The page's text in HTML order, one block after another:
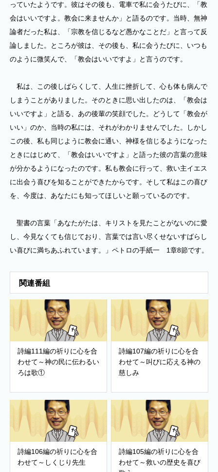
っていたようです。彼はその後も、電車で私に会うたびに、「教
会はいいですよ。教会に来ませんか」と語るのです。当時、無神
論者だった私は、「宗教を信じるなど愚かなことだ」と言って反
論しました。ところが彼は、その後も、私に会うたびに、いつも
のように微笑んで、「教会はいいですよ」と言うのです。
私は、この後しばらくして、人生に挫折して、心も体も病んで
しまうことがありました。そのときに思い出したのは、「教会は
いいですよ」と語る、あの後輩の笑顔でした。どうして「教会が
いい」のか、当時の私には、それがわかりませんでした。しかし
この後、私も同じように教会に通い、神様を信じるようになった
ときにはじめて、「教会はいいですよ」と語った彼の言葉の意味
が分かるようになったのです。私も教会に行って、救い主イエス
に出会う喜びを知ることができたからです。そして私はこの喜び
を、今度は、あなたにも知ってほしいと願っているのです。
聖書の言葉「あなたがたは、キリストを見たことがないのに愛
し、今見なくても信じており、言葉では言い尽くせないすばらし
い喜びに満ちあふれています。」ペトロの手紙一 1章8節です。
関連番組
詩編111編の祈りに心を合
わせて～神の民に伝わるい
ろは歌①
詩編107編の祈りに心を合
わせて～叫びに応える神の
慈しみ
詩編106編の祈りに心を合
わせて～しくじり先生
詩編105編の祈りに心を合
わせて～救いの歴史を喜び